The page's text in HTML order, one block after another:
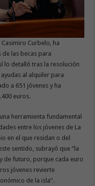
Curbelo, ha
de las becas para
lo detalló tras la resolución
al alquiler para
a 651 jóvenes y ha
euros.
herramienta fundamental
entre los jóvenes de La
en el que residan o del
sentido, subrayó que “la
de futuro, porque cada euro
jóvenes revierte
de la isla”.